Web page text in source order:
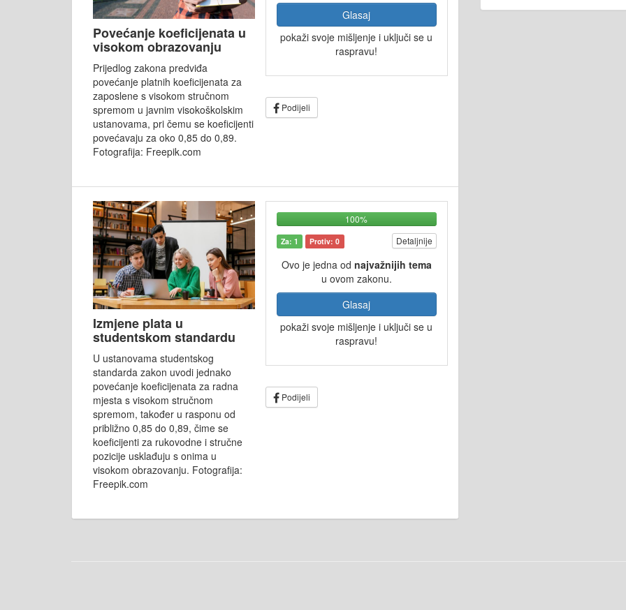
Povećanje koeficijenata u
visokom obrazovanju
Prijedlog zakona predviđa
povećanje platnih koeficijenata za
zaposlene s visokom stručnom
spremom u javnim visokoškolskim
ustanovama, pri čemu se koeficijenti
povećavaju za oko 0,85 do 0,89.
Fotografija: Freepik.com
Glasaj
pokaži svoje mišljenje i uključi se u
raspravu!
Podijeli
Izmjene plata u
studentskom standardu
U ustanovama studentskog
standarda zakon uvodi jednako
povećanje koeficijenata za radna
mjesta s visokom stručnom
spremom, također u rasponu od
približno 0,85 do 0,89, čime se
koeficijenti za rukovodne i stručne
pozicije usklađuju s onima u
visokom obrazovanju. Fotografija:
Freepik.com
100%
Za: 1 Protiv: 0 Detaljnije
Ovo je jedna od najvažnijih tema
u ovom zakonu.
Glasaj
pokaži svoje mišljenje i uključi se u
raspravu!
Podijeli